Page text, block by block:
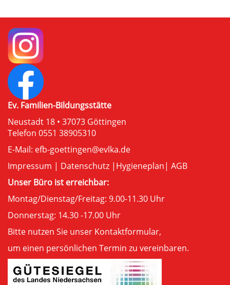
Ev. Familien-Bildungsstätte
Neustadt 18 • 37073 Göttingen
Telefon 0551 38905310
E-Mail: efb-goettingen@evlka.de
Impressum | Datenschutz | Hygieneplan| AGB
Unser Büro ist erreichbar:
Montag/Dienstag/Freitag: 9.00-11.30 Uhr
Donnerstag: 14.30 -17.00 Uhr
Bitte nutzen Sie unser Kontaktformular,
um einen persönlichen Termin zu vereinbaren.